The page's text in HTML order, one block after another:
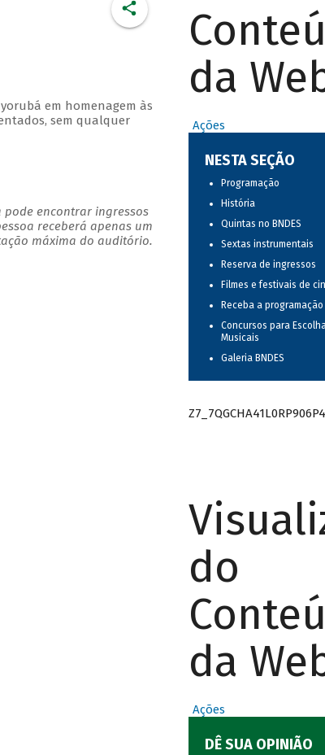
em homenagem às
sem qualquer
pode encontrar ingressos
receberá apenas um
máxima do auditório.
da
Ações
NESTA SEÇÃO
Programação
História
Quintas no BNDES
Sextas instrumentais
Reserva de ingressos
Filmes e festivais de
Receba a programação
Concursos para
Musicais
Galeria BNDES
do
da
Ações
DÊ SUA OPINIÃO